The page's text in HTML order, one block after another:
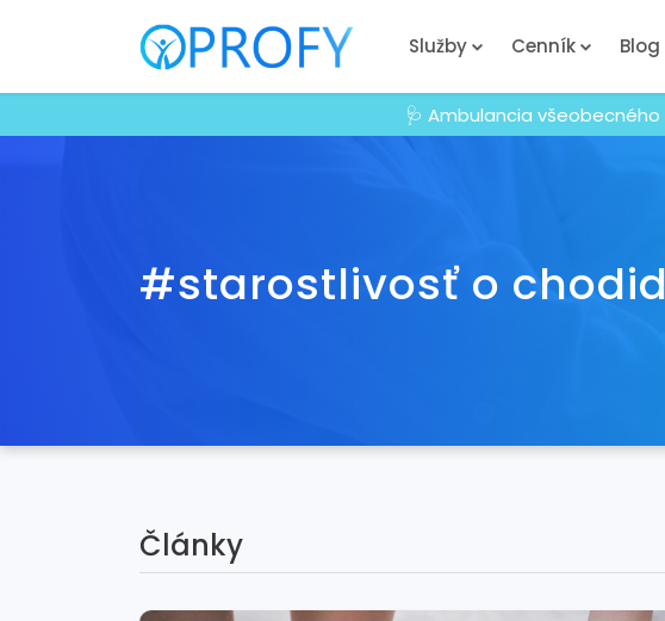
Služby Cenník Blog
🩺 Ambulancia
#starostlivosť o
Články